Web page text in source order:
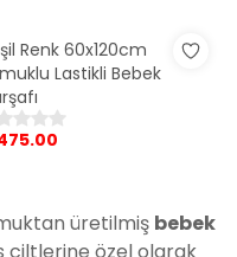
Renk 60x120cm
Lastikli Bebek
üretilmiş bebek